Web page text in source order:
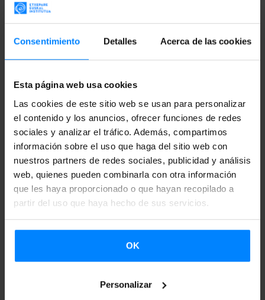
Consentimiento Detalles Acerca de las cookies
Esta página web usa cookies
Las cookies de este sitio web se usan para personalizar
el contenido y los anuncios, ofrecer funciones de redes
sociales y analizar el tráfico. Además, compartimos
información sobre el uso que haga del sitio web con
nuestros partners de redes sociales, publicidad y análisis
web, quienes pueden combinarla con otra información
que les haya proporcionado o que hayan recopilado a
partir del uso que haya hecho de sus servicios.
OK
Personalizar
muestra viajará más adelante al
Tabakalerade Donostia, que respaldan la exposición.
temas de género y lenguaje. Su trabajo a menudo se ha
caracterizado por laproducción de acciones que
cuestionan normativas en torno al lenguaje y la producción
de los signos que nos definen como sujetos. Sus obras han
alcanzado un amplio reconocimiento tras actuaciones en
directo en elMuseo Guggenheim Bilbaoy elMuseo
Nacional Centro de Arte Reina Sofía en Madrid, entre
otros, así como en las calles de Nueva York, una metrópoli
donde pasó muchos años.
creación multifacética de Okariz, incluyendo